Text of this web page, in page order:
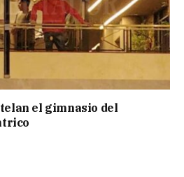
el gimnasio del